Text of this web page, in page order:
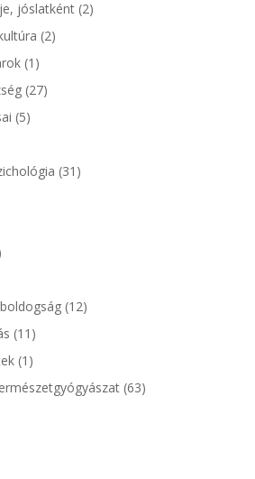
jóslatként(2)
(2)
(1)
(27)
(5)
(31)
(12)
(11)
(1)
(63)